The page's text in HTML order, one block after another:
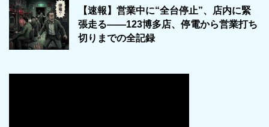
【速報】営業中に“全台停止”、店内に緊
張走る――123博多店、停電から営業打ち
切りまでの全記録